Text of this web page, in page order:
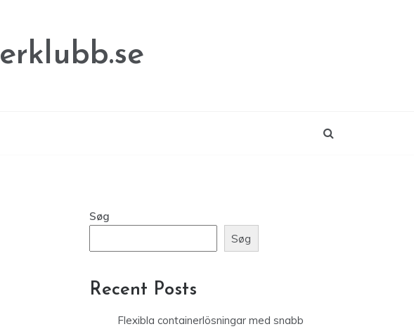
Søg
Søg
Recent Posts
Flexibla containerlösningar med snabb